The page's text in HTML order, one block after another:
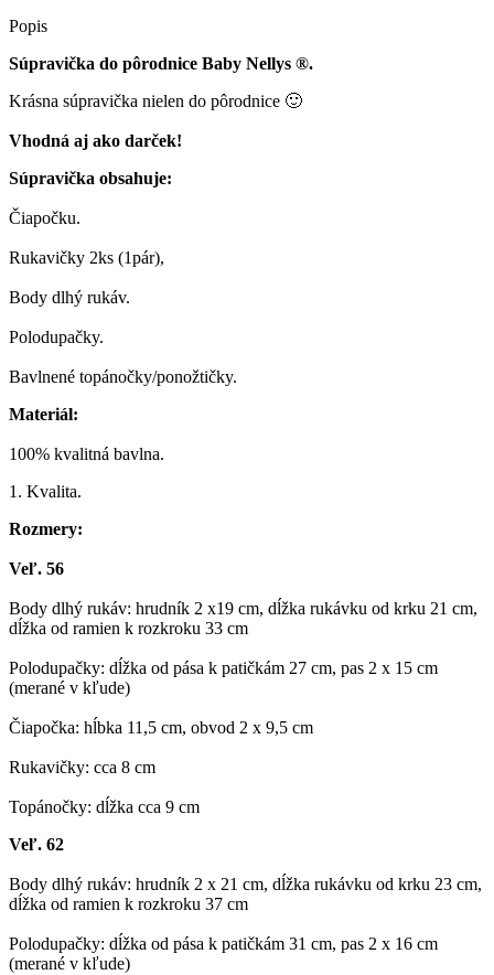
Popis
Súpravička do pôrodnice Baby Nellys ®.
Krásna súpravička nielen do pôrodnice 🙂
Vhodná aj ako darček!
Súpravička obsahuje:
Čiapočku.
Rukavičky 2ks (1pár),
Body dlhý rukáv.
Polodupačky.
Bavlnené topánočky/ponožtičky.
Materiál:
100% kvalitná bavlna.
1. Kvalita.
Rozmery:
Veľ. 56
Body dlhý rukáv: hrudník 2 x19 cm, dĺžka rukávku od krku 21 cm,
dĺžka od ramien k rozkroku 33 cm
Polodupačky: dĺžka od pása k patičkám 27 cm, pas 2 x 15 cm
(merané v kľude)
Čiapočka: hĺbka 11,5 cm, obvod 2 x 9,5 cm
Rukavičky: cca 8 cm
Topánočky: dĺžka cca 9 cm
Veľ. 62
Body dlhý rukáv: hrudník 2 x 21 cm, dĺžka rukávku od krku 23 cm,
dĺžka od ramien k rozkroku 37 cm
Polodupačky: dĺžka od pása k patičkám 31 cm, pas 2 x 16 cm
(merané v kľude)